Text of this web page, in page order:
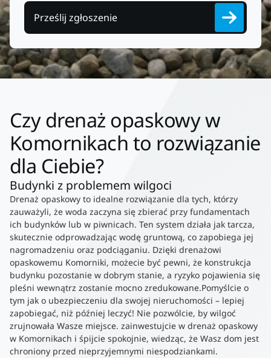
Prześlij zgłoszenie
Czy drenaż opaskowy w
Komornikach to rozwiązanie
dla Ciebie?
Budynki z problemem wilgoci
Drenaż opaskowy to idealne rozwiązanie dla tych, którzy
zauważyli, że woda zaczyna się zbierać przy fundamentach
ich budynków lub w piwnicach. Ten system działa jak tarcza,
skutecznie odprowadzając wodę gruntową, co zapobiega jej
nagromadzeniu oraz podciąganiu. Dzięki drenażowi
opaskowemu Komorniki, możecie być pewni, że konstrukcja
budynku pozostanie w dobrym stanie, a ryzyko pojawienia się
pleśni wewnątrz zostanie mocno zredukowane.Pomyślcie o
tym jak o ubezpieczeniu dla swojej nieruchomości – lepiej
zapobiegać, niż później leczyć! Nie pozwólcie, by wilgoć
zrujnowała Wasze miejsce. zainwestujcie w drenaż opaskowy
w Komornikach i śpijcie spokojnie, wiedząc, że Wasz dom jest
chroniony przed nieprzyjemnymi niespodziankami.